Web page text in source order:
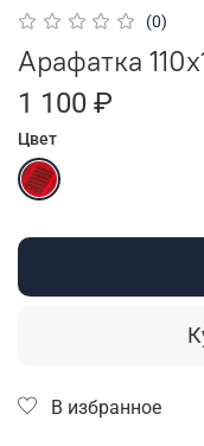
(0)
Арафатка
1 100 ₽
Цвет
В избранное